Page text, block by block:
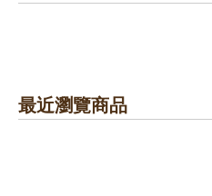
最近瀏覽商品